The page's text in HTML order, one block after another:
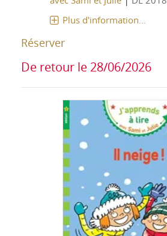
Plus d'information...
Réserver
De retour le 28/06/2026